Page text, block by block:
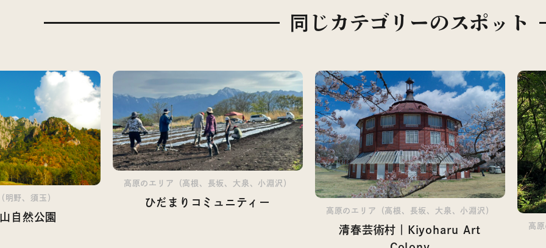
同じカテゴリーの スポット
明野、須玉）
自然公園
高原のエリア（高根、長坂、大泉、小淵沢）
ひだまりコミュニティー
高原のエリア（高根、長坂、大泉、小淵沢）
清春芸術村｜Kiyoharu Art
高